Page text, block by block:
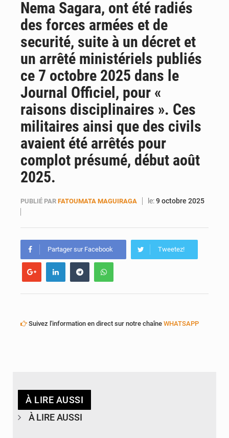
Emploi des jeunes au Mali : des compétences encore difficiles à valoriser
Nema Sagara, ont été radiés
des forces armées et de
securité, suite à un décret et
un arrêté ministériels publiés
ce 7 octobre 2025 dans le
Journal Officiel, pour «
raisons disciplinaires ». Ces
militaires ainsi que des civils
avaient été arrêtés pour
complot présumé, début août
2025.
PUBLIÉ PAR FATOUMATA MAGUIRAGA le:9 octobre 2025
Partager sur Facebook Tweetez!
Suivez l'information en direct sur notre chaîne WHATSAPP
À LIRE AUSSI
À LIRE AUSSI